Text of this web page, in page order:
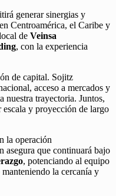
generar sinergias y
Centroamérica, el Caribe y
de Veinsa
, con la experiencia
de capital. Sojitz
acceso a mercados y
nuestra trayectoria. Juntos,
y proyección de largo
la operación
asegura que continuará bajo
, potenciando al equipo
la cercanía y